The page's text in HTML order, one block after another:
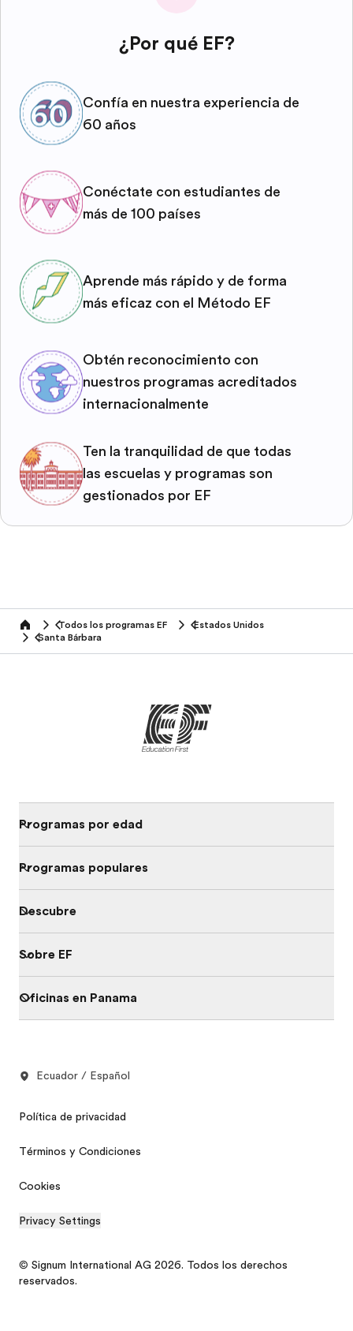
¿Por qué EF?
Confía en nuestra experiencia de
60 años
Conéctate con estudiantes de
más de 100 países
Aprende más rápido y de forma
más eficaz con el Método EF
Obtén reconocimiento con
nuestros programas acreditados
internacionalmente
Ten la tranquilidad de que todas
las escuelas y programas son
gestionados por EF
home Todos los programas EF
Estados Unidos
Santa Bárbara
Programas por edad
Programas populares
Descubre
Sobre EF
Oficinas en Panama
Ecuador / Español
Política de privacidad
Términos y Condiciones
Cookies
Privacy Settings
© Signum International AG 2026. Todos los derechos
reservados.